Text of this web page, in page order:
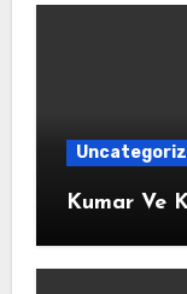
Kumar Ve